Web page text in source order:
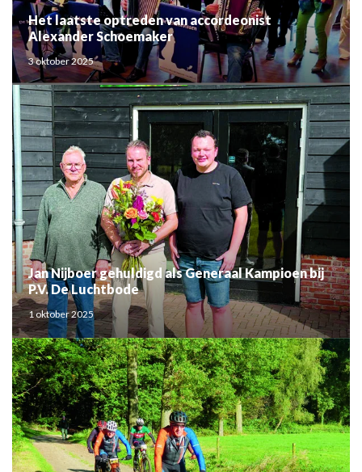
Het laatste optreden van accordeonist
Alexander Schoemaker
3 oktober 2025
Jan Nijboer gehuldigd als Generaal Kampioen bij
P.V. De Luchtbode
1 oktober 2025